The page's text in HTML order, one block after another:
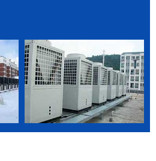
网失水的问题，虽然已引起运行管
水的问题仍然很突出，不同单位
单位失......
炉低温运行的现象合理吗？
统的流量和温差设计要从实际出
阻力、末端散热方式等，经研究
源选型、......